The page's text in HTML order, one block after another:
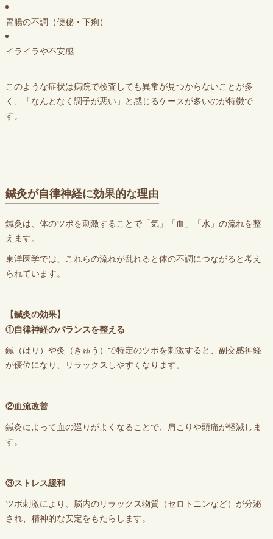
胃腸の不調（便秘・下痢）
イライラや不安感
このような症状は病院で検査しても異常が見つからないことが多
く、「なんとなく調子が悪い」と感じるケースが多いのが特徴で
す。
鍼灸が自律神経に効果的な理由
鍼灸は、体のツボを刺激することで「気」「血」「水」の流れを整
えます。
東洋医学では、これらの流れが乱れると体の不調につながると考え
られています。
【鍼灸の効果】
①自律神経のバランスを整える
鍼（はり）や灸（きゅう）で特定のツボを刺激すると、副交感神経
が優位になり、リラックスしやすくなります。
②血流改善
鍼灸によって血の巡りがよくなることで、肩こりや頭痛が軽減しま
す。
③ストレス緩和
ツボ刺激により、脳内のリラックス物質（セロトニンなど）が分泌
され、精神的な安定をもたらします。